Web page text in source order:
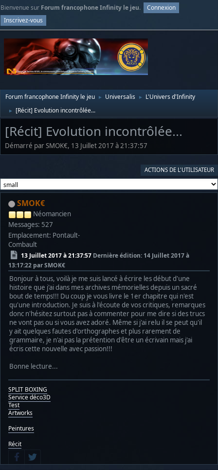
Bienvenue sur Forum francophone Infinity le jeu.
Connexion
Inscrivez-vous
Forum francophone Infinity le jeu ► Universalis ► L'Univers d'Infinity
► [Récit] Evolution incontrôlée...
[Récit] Evolution incontrôlée...
Démarré par SMOK€, 13 Juillet 2017 à 21:37:57
ACTIONS DE L'UTILISATEUR
SMOK€
Néomancien
Messages: 527
Emplacement: Pontault-
Combault
13 Juillet 2017 à 21:37:57 Dernière édition: 14 Juillet 2017 à
13:17:22 par SMOK€
Bonjour à tous, voilà je me suis lancé à écrire les début d'une
histoire que j'ai dans mes archives mémorielles depuis un sacré
bout de temps!!! Du coup je vous livre le 1er chapitre qui n'est
qu'une introduction. Je suis à l'écoute de vos critiques, remarques
donc n'hésitez surtout pas à commenter pour me dire si des trucs
ne vont pas ou si vous avez adoré. Même si j'ai relu il se peut qu'il
y ait quelques fautes d'orthographes et plus rarement de
grammaire, je n'ai pas la prétention d'être un écrivain mais j'ai
écris cette nouvelle avec passion!!!
Bonne lecture...
SPLIT BOXING
Service déco3D
Test
Artworks
Peintures
Récit